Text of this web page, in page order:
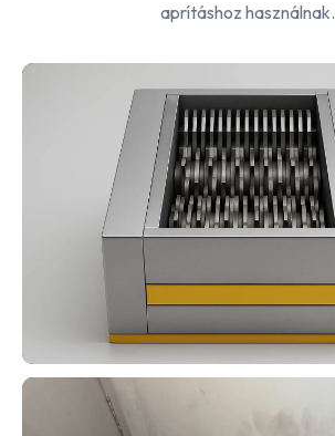
aprításhoz használnak.